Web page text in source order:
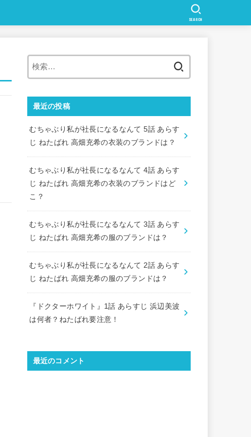
SEARCH
最近の投稿
むちゃぶり私が社長になるなんて 5話 あらす
じ ねたばれ 高畑充希の衣装のブランドは？
むちゃぶり私が社長になるなんて 4話 あらす
じ ねたばれ 高畑充希の衣装のブランドはど
こ？
むちゃぶり私が社長になるなんて 3話 あらす
じ ねたばれ 高畑充希の服のブランドは？
むちゃぶり私が社長になるなんて 2話 あらす
じ ねたばれ 高畑充希の服のブランドは？
『ドクターホワイト』1話 あらすじ 浜辺美波
は何者？ねたばれ要注意！
最近のコメント